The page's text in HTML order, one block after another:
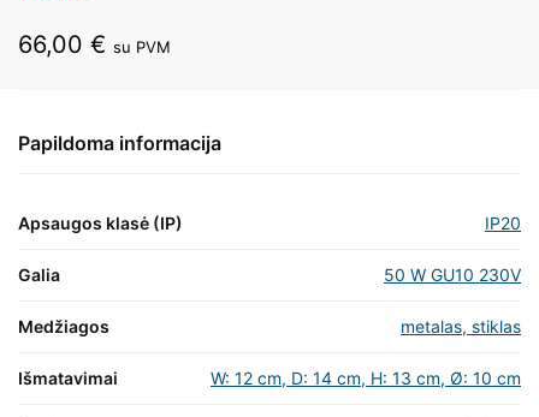
66,00 € su PVM
Papildoma informacija
Apsaugos klasė (IP) IP20
Galia 50 W GU10 230V
Medžiagos metalas, stiklas
Išmatavimai W: 12 cm, D: 14 cm, H: 13 cm, Ø: 10 cm